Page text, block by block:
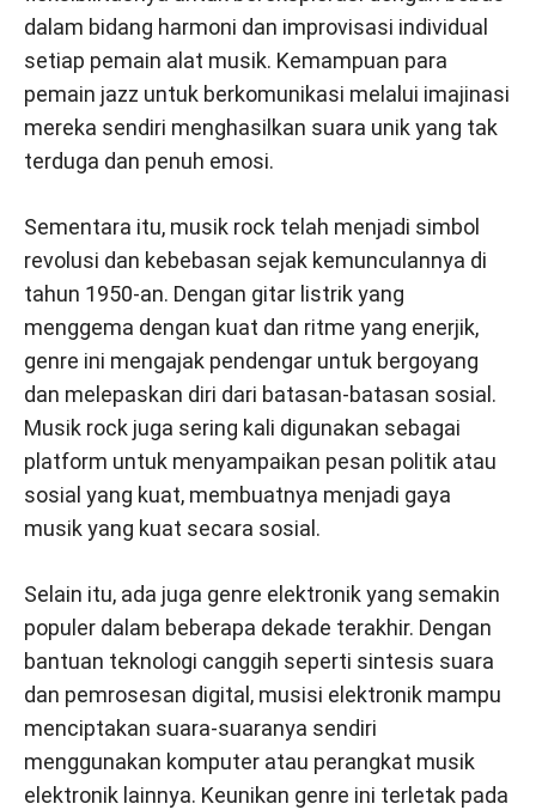
dalam bidang harmoni dan improvisasi individual
setiap pemain alat musik. Kemampuan para
pemain jazz untuk berkomunikasi melalui imajinasi
mereka sendiri menghasilkan suara unik yang tak
terduga dan penuh emosi.
Sementara itu, musik rock telah menjadi simbol
revolusi dan kebebasan sejak kemunculannya di
tahun 1950-an. Dengan gitar listrik yang
menggema dengan kuat dan ritme yang enerjik,
genre ini mengajak pendengar untuk bergoyang
dan melepaskan diri dari batasan-batasan sosial.
Musik rock juga sering kali digunakan sebagai
platform untuk menyampaikan pesan politik atau
sosial yang kuat, membuatnya menjadi gaya
musik yang kuat secara sosial.
Selain itu, ada juga genre elektronik yang semakin
populer dalam beberapa dekade terakhir. Dengan
bantuan teknologi canggih seperti sintesis suara
dan pemrosesan digital, musisi elektronik mampu
menciptakan suara-suaranya sendiri
menggunakan komputer atau perangkat musik
elektronik lainnya. Keunikan genre ini terletak pada